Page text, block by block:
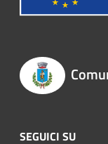
SEGUICI SU